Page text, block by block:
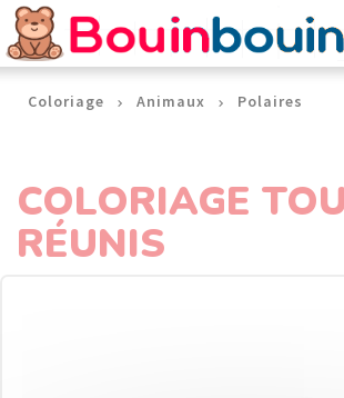
Coloriage Animaux Polaires
COLORIAGE
RÉUNIS
Panneau de gestion des cookies